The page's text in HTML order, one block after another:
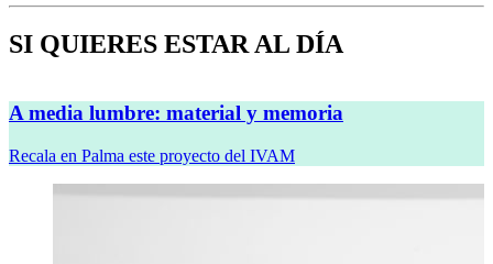
Veremos cinco muestras en sus sedes de Madrid y Barcelona
SI QUIERES ESTAR AL DÍA
A media lumbre: material y memoria